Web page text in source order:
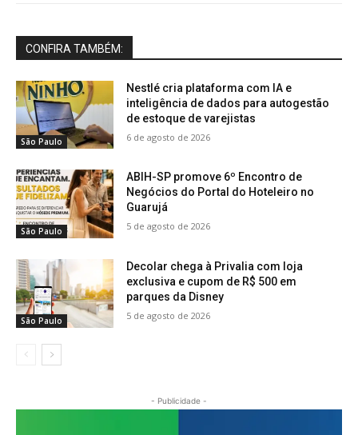
CONFIRA TAMBÉM:
São Paulo
Nestlé cria plataforma com IA e
inteligência de dados para autogestão
de estoque de varejistas
6 de agosto de 2026
São Paulo
ABIH-SP promove 6º Encontro de
Negócios do Portal do Hoteleiro no
Guarujá
5 de agosto de 2026
São Paulo
Decolar chega à Privalia com loja
exclusiva e cupom de R$ 500 em
parques da Disney
5 de agosto de 2026
- Publicidade -